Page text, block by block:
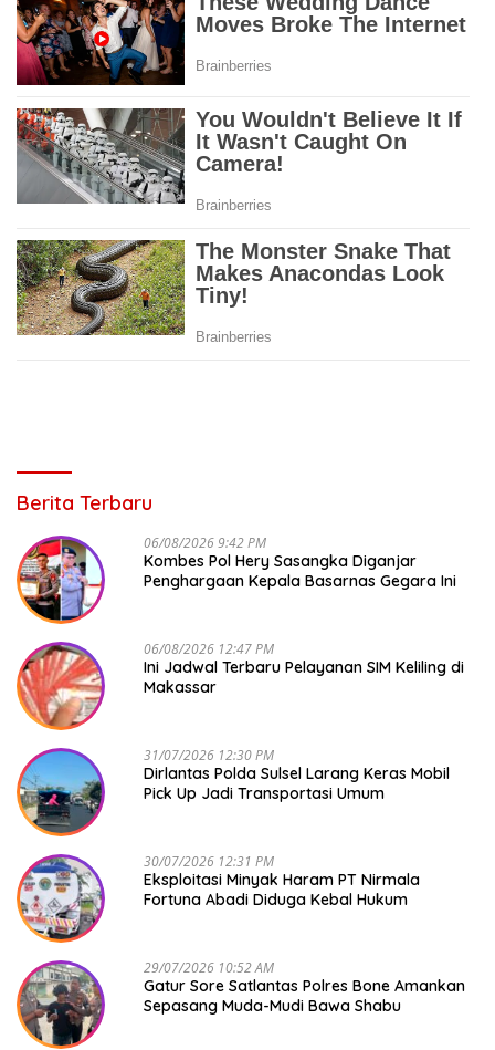
Berita Terbaru
06/08/2026 9:42 PM
Kombes Pol Hery Sasangka Diganjar
Penghargaan Kepala Basarnas Gegara Ini
06/08/2026 12:47 PM
Ini Jadwal Terbaru Pelayanan SIM Keliling di
Makassar
31/07/2026 12:30 PM
Dirlantas Polda Sulsel Larang Keras Mobil
Pick Up Jadi Transportasi Umum
30/07/2026 12:31 PM
Eksploitasi Minyak Haram PT Nirmala
Fortuna Abadi Diduga Kebal Hukum
29/07/2026 10:52 AM
Gatur Sore Satlantas Polres Bone Amankan
Sepasang Muda-Mudi Bawa Shabu